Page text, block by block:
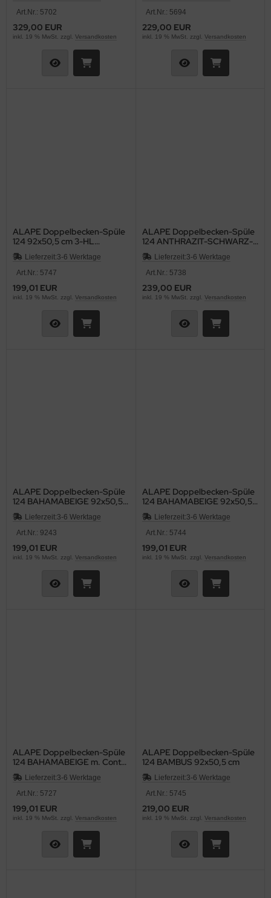
Art.Nr.: 5702
329,00 EUR
inkl. 19 % MwSt. zzgl. Versandkosten
Art.Nr.: 5694
229,00 EUR
inkl. 19 % MwSt. zzgl. Versandkosten
ALAPE Doppelbecken-Spüle
124 92x50,5 cm 3-HL
BAHAMABEIGE
Lieferzeit:3-6 Werktage
Art.Nr.: 5747
199,01 EUR
inkl. 19 % MwSt. zzgl. Versandkosten
ALAPE Doppelbecken-Spüle
124 ANTHRAZIT-SCHWARZ-
MATT 92x50,5 cm
Lieferzeit:3-6 Werktage
Art.Nr.: 5738
239,00 EUR
inkl. 19 % MwSt. zzgl. Versandkosten
ALAPE Doppelbecken-Spüle
124 BAHAMABEIGE 92x50,5
cm
Lieferzeit:3-6 Werktage
Art.Nr.: 9243
199,01 EUR
inkl. 19 % MwSt. zzgl. Versandkosten
ALAPE Doppelbecken-Spüle
124 BAHAMABEIGE 92x50,5
cm
Lieferzeit:3-6 Werktage
Art.Nr.: 5744
199,01 EUR
inkl. 19 % MwSt. zzgl. Versandkosten
ALAPE Doppelbecken-Spüle
124 BAHAMABEIGE m. Contur
MOCCA 92x50,5
Lieferzeit:3-6 Werktage
Art.Nr.: 5727
199,01 EUR
inkl. 19 % MwSt. zzgl. Versandkosten
ALAPE Doppelbecken-Spüle
124 BAMBUS 92x50,5 cm
Lieferzeit:3-6 Werktage
Art.Nr.: 5745
219,00 EUR
inkl. 19 % MwSt. zzgl. Versandkosten